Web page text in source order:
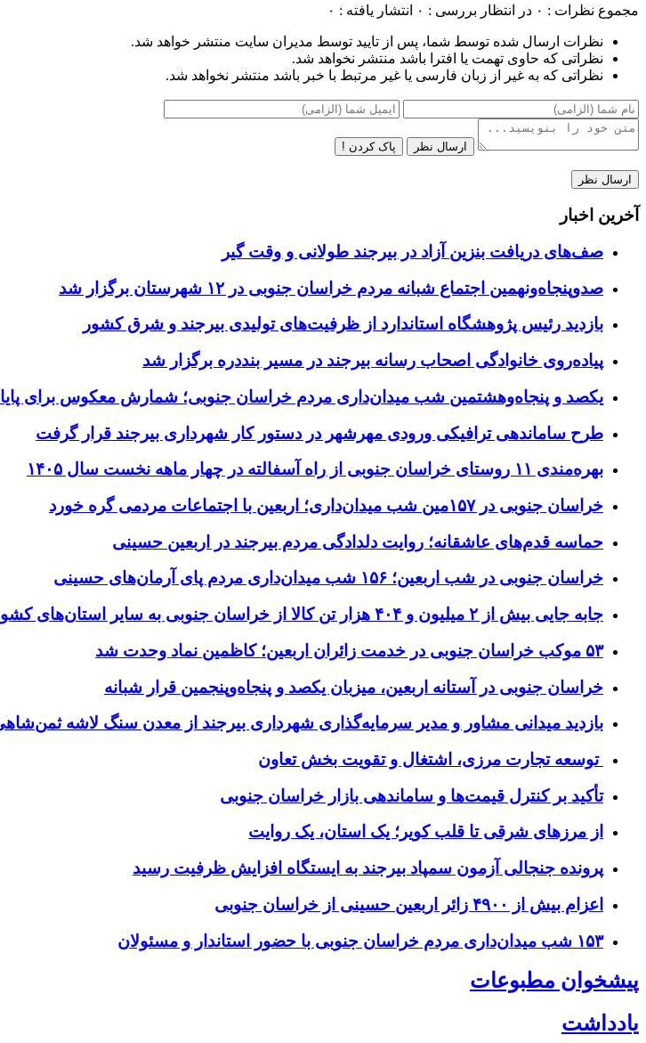
مجموع نظرات : ۰ در انتظار بررسی : ۰ انتشار یافته : ۰
نظرات ارسال شده توسط شما، پس از تایید توسط مدیران سایت منتشر خواهد شد.
نظراتی که حاوی تهمت یا افترا باشد منتشر نخواهد شد.
نظراتی که به غیر از زبان فارسی یا غیر مرتبط با خبر باشد منتشر نخواهد شد.
ارسال نظر پاک کردن !
آخرین اخبار
صف‌های دریافت بنزین آزاد در بیرجند طولانی و وقت گیر
صدوپنجاه‌ونهمین اجتماع شبانه مردم خراسان جنوبی در ۱۲ شهرستان برگزار شد
بازدید رئیس پژوهشگاه استاندارد از ظرفیت‌های تولیدی بیرجند و شرق کشور
پیاده‌روی خانوادگی اصحاب رسانه بیرجند در مسیر بنددره برگزار شد
یکصد و پنجاه‌وهشتمین شب میدان‌داری مردم خراسان جنوبی؛ شمارش معکوس برای
طرح ساماندهی ترافیکی ورودی مهرشهر در دستور کار شهرداری بیرجند قرار گرفت
بهره‌مندی ۱۱ روستای خراسان جنوبی از راه آسفالته در چهار ماهه نخست سال ۱۴۰۵
خراسان جنوبی در ۱۵۷مین شب میدان‌داری؛ اربعین با اجتماعات مردمی گره خورد
حماسه قدم‌های عاشقانه؛ روایت دلدادگی مردم بیرجند در اربعین حسینی
خراسان جنوبی در شب اربعین؛ ۱۵۶ شب میدان‌داری مردم پای آرمان‌های حسینی
جابه جایی بیش از ۲ میلیون و ۴۰۴ هزار تن کالا از خراسان جنوبی به سایر استان‌های کشور
۵۳ موکب خراسان جنوبی در خدمت زائران اربعین؛ کاظمین نماد وحدت شد
خراسان جنوبی در آستانه اربعین، میزبان یکصد و پنجاه‌وپنجمین قرار شبانه
بازدید میدانی مشاور و مدیر سرمایه‌گذاری شهرداری بیرجند از معدن سنگ لاشه
توسعه تجارت مرزی، اشتغال و تقویت بخش تعاون
تأکید بر کنترل قیمت‌ها و ساماندهی بازار خراسان جنوبی
از مرزهای شرقی تا قلب کویر؛ یک استان، یک روایت
پرونده جنجالی آزمون سمپاد بیرجند به ایستگاه افزایش ظرفیت رسید
اعزام بیش از ۴۹۰۰ زائر اربعین حسینی از خراسان جنوبی
۱۵۳ شب میدان‌داری مردم خراسان جنوبی با حضور استاندار و مسئولان
پیشخوان مطبوعات
یادداشت